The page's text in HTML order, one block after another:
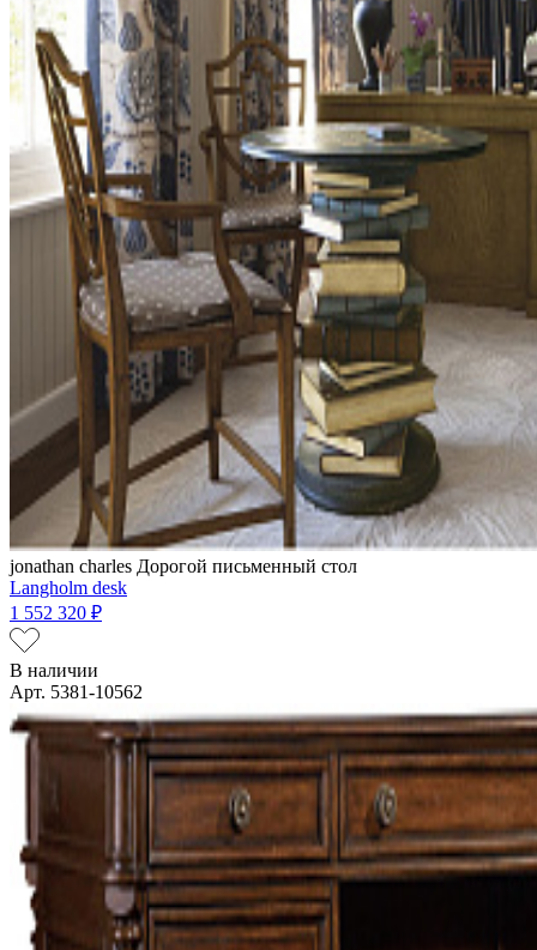
jonathan charles Дорогой письменный стол
Langholm desk
1 552 320 ₽
В наличии
Арт. 5381-10562